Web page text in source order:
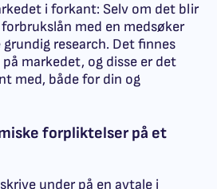
i forkant: Selv om det blir
med en medsøker
research. Det finnes
markedet, og disse er det
med, både for din og
forpliktelser på et
under på en avtale i